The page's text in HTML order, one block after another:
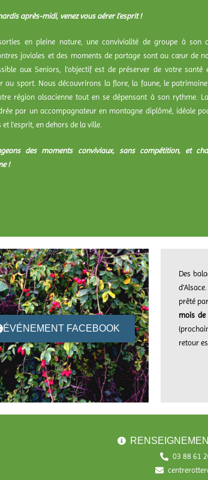
après-midi, venez vous aérer l’esprit !
en pleine nature, une convivialité de groupe à son
joviales et des moments de partage sont au cœur de
aux Seniors, l’objectif est de préserver de votre santé
au sport. Nous découvrirons la flore, la faune, le patrimoine
région alsacienne tout en se dépensant à son rythme.
par un accompagnateur en montagne diplômé, idéale
et l’esprit, en dehors de la ville.
des moments conviviaux, sans compétition, et
!
ÉVÉNEMENT FACEBOOK
Des
prêté
mois
retour
03 88 61